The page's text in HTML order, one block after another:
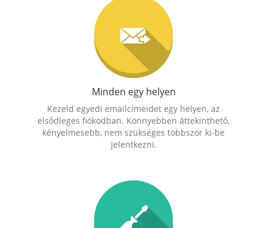
Minden egy helyen
Kezeld egyedi emailcímeidet egy helyen, az
elsődleges fiókodban. Könnyebben áttekinthető,
kényelmesebb, nem szükséges többször ki-be
jelentkezni.